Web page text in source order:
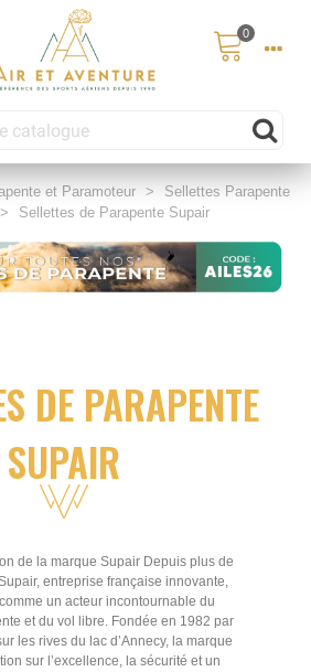
0
et Paramoteur >
Sellettes Parapente
> Sellettes de Parapente Supair
DE PARAPENTE
SUPAIR
de la marque Supair Depuis plus de
entreprise française innovante,
un acteur incontournable du
et du vol libre. Fondée en 1982 par
les rives du lac d’Annecy, la marque
sur l’excellence, la sécurité et un